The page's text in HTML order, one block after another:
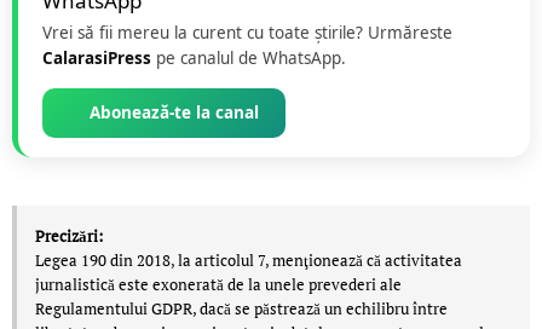
Vrei să fii mereu la curent cu toate știrile? Urmăreste
CalarasiPress pe canalul de WhatsApp.
Abonează-te la canal
Precizări:
Legea 190 din 2018, la articolul 7, menţionează că activitatea
jurnalistică este exonerată de la unele prevederi ale
Regulamentului GDPR, dacă se păstrează un echilibru între